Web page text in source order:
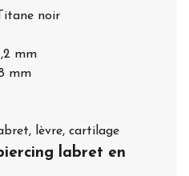
noir
mm
mm
lèvre, cartilage
labret en